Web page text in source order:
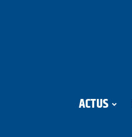
ACTUS